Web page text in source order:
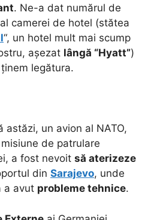
. Ne-a dat numărul de
camerei de hotel (stătea
“, un hotel mult mai scump
așezat lângă “Hyatt”)
legătura.
astăzi, un avion al NATO,
de patrulare
a fost nevoit să aterizeze
din Sarajevo, unde
a avut probleme tehnice.